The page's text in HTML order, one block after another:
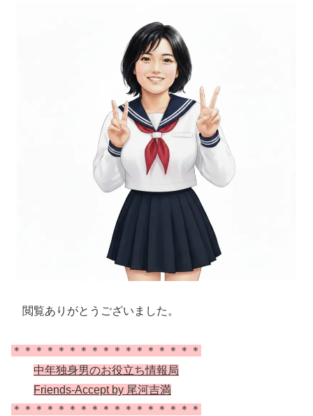
閲覧ありがとうございました。
＊＊＊＊＊＊＊＊＊＊＊＊＊＊＊＊＊
中年独身男のお役立ち情報局
Friends-Accept by 尾河吉満
＊＊＊＊＊＊＊＊＊＊＊＊＊＊＊＊＊